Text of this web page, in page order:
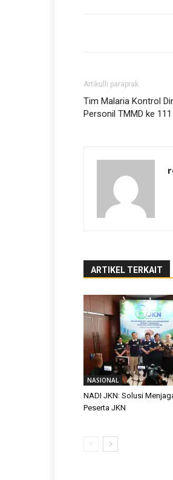
Artikulli paraprak
Tim Malaria Kontrol
Personil TMMD ke
ARTIKEL TERKAIT
NASIONAL
NADI JKN: Solusi
Peserta JKN